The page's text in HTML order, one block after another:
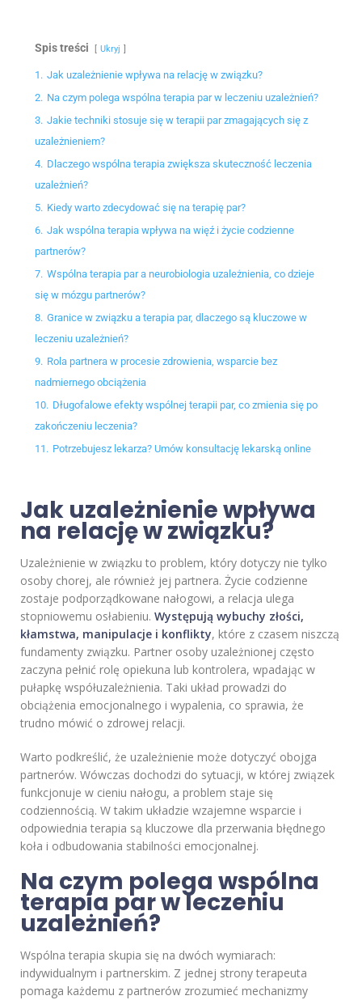
Spis treści Ukryj
1. Jak uzależnienie wpływa na relację w związku?
2. Na czym polega wspólna terapia par w leczeniu uzależnień?
3. Jakie techniki stosuje się w terapii par zmagających się z
uzależnieniem?
4. Dlaczego wspólna terapia zwiększa skuteczność leczenia
uzależnień?
5. Kiedy warto zdecydować się na terapię par?
6. Jak wspólna terapia wpływa na więź i życie codzienne
partnerów?
7. Wspólna terapia par a neurobiologia uzależnienia, co dzieje
się w mózgu partnerów?
8. Granice w związku a terapia par, dlaczego są kluczowe w
leczeniu uzależnień?
9. Rola partnera w procesie zdrowienia, wsparcie bez
nadmiernego obciążenia
10. Długofalowe efekty wspólnej terapii par, co zmienia się po
zakończeniu leczenia?
11. Potrzebujesz lekarza? Umów konsultację lekarską online
Jak uzależnienie wpływa
na relację w związku?
Uzależnienie w związku to problem, który dotyczy nie tylko
osoby chorej, ale również jej partnera. Życie codzienne
zostaje podporządkowane nałogowi, a relacja ulega
stopniowemu osłabieniu. Występują wybuchy złości,
kłamstwa, manipulacje i konflikty, które z czasem niszczą
fundamenty związku. Partner osoby uzależnionej często
zaczyna pełnić rolę opiekuna lub kontrolera, wpadając w
pułapkę współuzależnienia. Taki układ prowadzi do
obciążenia emocjonalnego i wypalenia, co sprawia, że
trudno mówić o zdrowej relacji.
Warto podkreślić, że uzależnienie może dotyczyć obojga
partnerów. Wówczas dochodzi do sytuacji, w której związek
funkcjonuje w cieniu nałogu, a problem staje się
codziennością. W takim układzie wzajemne wsparcie i
odpowiednia terapia są kluczowe dla przerwania błędnego
koła i odbudowania stabilności emocjonalnej.
Na czym polega wspólna
terapia par w leczeniu
uzależnień?
Wspólna terapia skupia się na dwóch wymiarach:
indywidualnym i partnerskim. Z jednej strony terapeuta
pomaga każdemu z partnerów zrozumieć mechanizmy